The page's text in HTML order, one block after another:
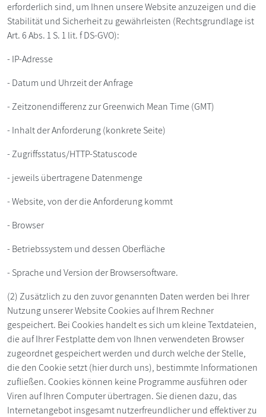
erforderlich sind, um Ihnen unsere Website anzuzeigen und die
Stabilität und Sicherheit zu gewährleisten (Rechtsgrundlage ist
Art. 6 Abs. 1 S. 1 lit. f DS-GVO):
- IP-Adresse
- Datum und Uhrzeit der Anfrage
- Zeitzonendifferenz zur Greenwich Mean Time (GMT)
- Inhalt der Anforderung (konkrete Seite)
- Zugriffsstatus/HTTP-Statuscode
- jeweils übertragene Datenmenge
- Website, von der die Anforderung kommt
- Browser
- Betriebssystem und dessen Oberfläche
- Sprache und Version der Browsersoftware.
(2) Zusätzlich zu den zuvor genannten Daten werden bei Ihrer
Nutzung unserer Website Cookies auf Ihrem Rechner
gespeichert. Bei Cookies handelt es sich um kleine Textdateien,
die auf Ihrer Festplatte dem von Ihnen verwendeten Browser
zugeordnet gespeichert werden und durch welche der Stelle,
die den Cookie setzt (hier durch uns), bestimmte Informationen
zufließen. Cookies können keine Programme ausführen oder
Viren auf Ihren Computer übertragen. Sie dienen dazu, das
Internetangebot insgesamt nutzerfreundlicher und effektiver zu